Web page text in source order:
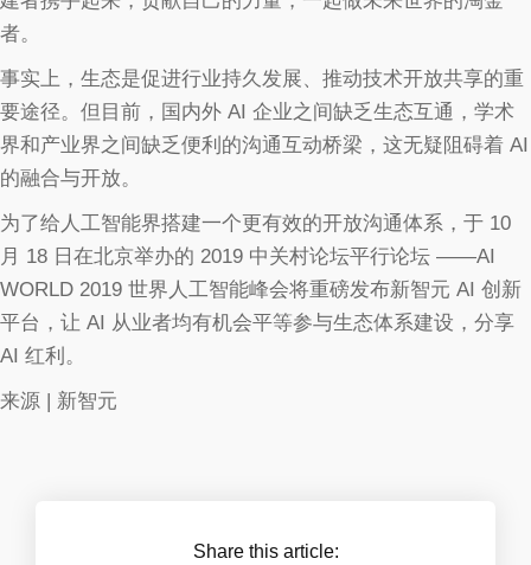
者。
事实上，生态是促进行业持久发展、推动技术开放共享的重
要途径。但目前，国内外 AI 企业之间缺乏生态互通，学术
界和产业界之间缺乏便利的沟通互动桥梁，这无疑阻碍着 AI
的融合与开放。
为了给人工智能界搭建一个更有效的开放沟通体系，于 10
月 18 日在北京举办的 2019 中关村论坛平行论坛 ——AI
WORLD 2019 世界人工智能峰会将重磅发布新智元 AI 创新
平台，让 AI 从业者均有机会平等参与生态体系建设，分享
AI 红利。
来源 | 新智元
Share this article: